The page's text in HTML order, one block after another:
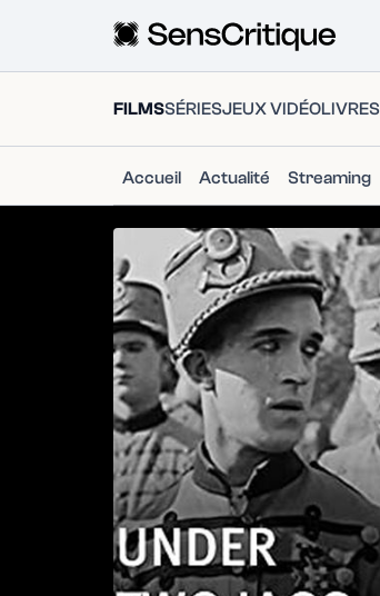
FILMSSÉRIESJEUX VIDÉOLIVRES
Accueil Actualité Streaming